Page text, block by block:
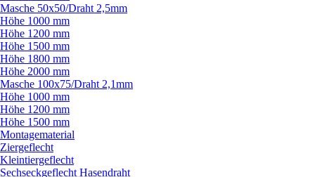
Masche 50x50/Draht 2,5mm
Höhe 1000 mm
Höhe 1200 mm
Höhe 1500 mm
Höhe 1800 mm
Höhe 2000 mm
Masche 100x75/Draht 2,1mm
Höhe 1000 mm
Höhe 1200 mm
Höhe 1500 mm
Montagematerial
Ziergeflecht
Kleintiergeflecht
Sechseckgeflecht Hasendraht